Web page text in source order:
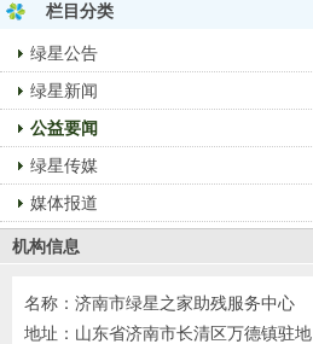
栏目分类
绿星公告
绿星新闻
公益要闻
绿星传媒
媒体报道
机构信息
名称：济南市绿星之家助残服务中心
地址：山东省济南市长清区万德镇驻地